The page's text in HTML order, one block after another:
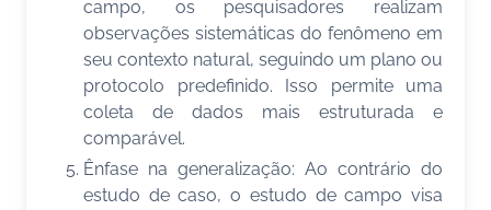
campo, os pesquisadores realizam
observações sistemáticas do fenômeno em
seu contexto natural, seguindo um plano ou
protocolo predefinido. Isso permite uma
coleta de dados mais estruturada e
comparável.
Ênfase na generalização: Ao contrário do
estudo de caso, o estudo de campo visa